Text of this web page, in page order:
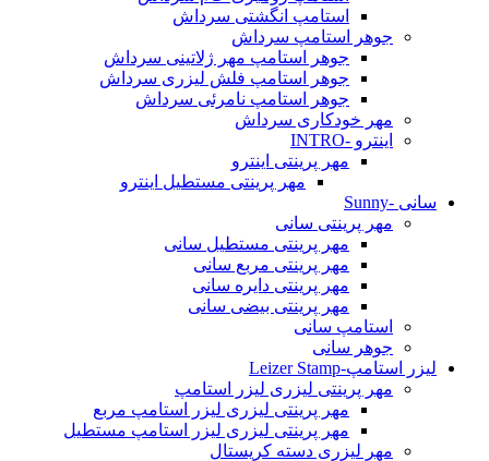
استامپ انگشتی سرداش
جوهر استامپ سرداش
جوهر استامپ مهر ژلاتینی سرداش
جوهر استامپ فلش لیزری سرداش
جوهر استامپ نامرئی سرداش
مهر خودکاری سرداش
اینترو -INTRO
مهر پرینتی اینترو
مهر پرینتی مستطیل اینترو
سانی -Sunny
مهر پرینتی سانی
مهر پرینتی مستطیل سانی
مهر پرینتی مربع سانی
مهر پرینتی دایره سانی
مهر پرینتی بیضی سانی
استامپ سانی
جوهر سانی
لیزر استامپ-Leizer Stamp
مهر پرینتی لیزری لیزر استامپ
مهر پرینتی لیزری لیزر استامپ مربع
مهر پرینتی لیزری لیزر استامپ مستطیل
مهر لیزری دسته کریستال